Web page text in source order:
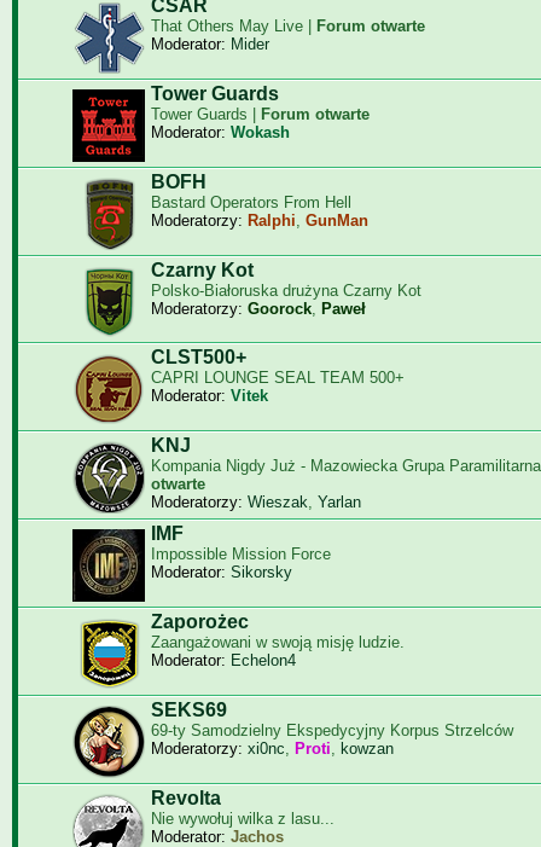
CSAR
That Others May Live |
Forum otwarte
Moderator: Mider
Tower Guards
Tower Guards |
Forum otwarte
Moderator: Wokash
BOFH
Bastard Operators From Hell
Moderatorzy: Ralphi, GunMan
Czarny Kot
Polsko-Białoruska drużyna Czarny Kot
Moderatorzy: Goorock, Paweł
CLST500+
CAPRI LOUNGE SEAL TEAM 500+
Moderator: Vitek
KNJ
Kompania Nigdy Już - Mazowiecka Grupa
otwarte
Moderatorzy: Wieszak, Yarlan
IMF
Impossible Mission Force
Moderator: Sikorsky
Zaporożec
Zaangażowani w swoją misję ludzie.
Moderator: Echelon4
SEKS69
69-ty Samodzielny Ekspedycyjny Korpus Strzelców
Moderatorzy: xi0nc, Proti, kowzan
Revolta
Nie wywołuj wilka z lasu...
Moderator: Jachos